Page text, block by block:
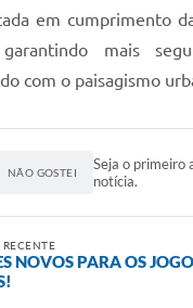
em cumprimento
mais
com o paisagismo
NÃO GOSTEI
Seja o primeiro
notícia.
NOVOS PARA OS